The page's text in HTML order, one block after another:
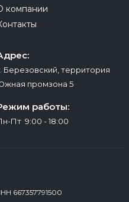
компании
Березовский, территория
промзона 5
работы:
Пт 9:00 - 18:00
667357791500